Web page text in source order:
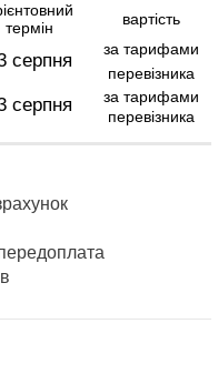
термін
вартість
серпня
за тарифами
перевізника
серпня
за тарифами
перевізника